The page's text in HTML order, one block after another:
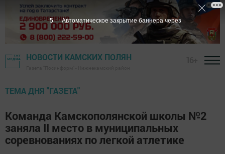
НОВОСТИ КАМСКИХ ПОЛЯН
ТЕМА ДНЯ "ГАЗЕТА"
Команда Камскополянской школы №2
заняла II место в муниципальных
соревнованиях по легкой атлетике
4 Автоматическое закрытие баннера через